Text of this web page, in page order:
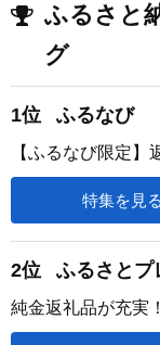
ふるさと
グ
1位 ふるなび
【ふるなび限定】
特集を見る
2位 ふるさとプ
純金返礼品が充実！